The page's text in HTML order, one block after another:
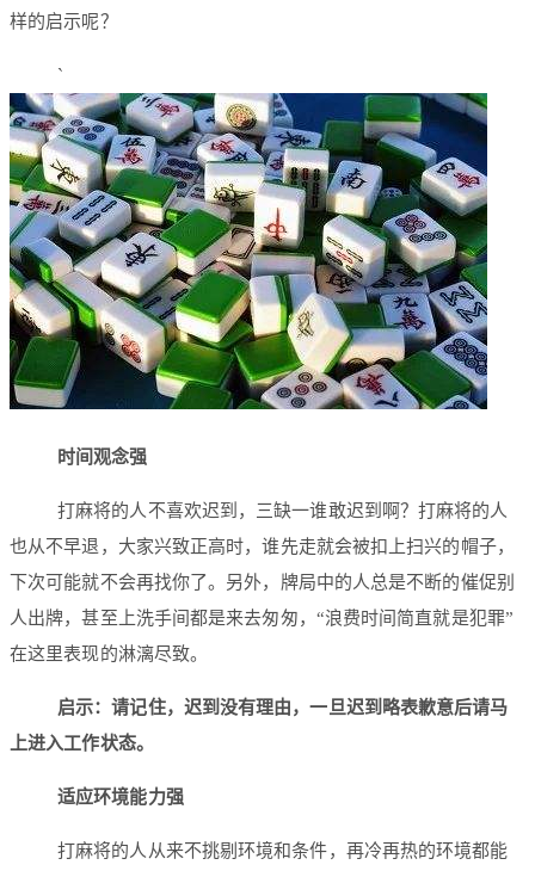
样的启示呢？
`
时间观念强
打麻将的人不喜欢迟到，三缺一谁敢迟到啊？打麻将的人
也从不早退，大家兴致正高时，谁先走就会被扣上扫兴的帽子，
下次可能就不会再找你了。另外，牌局中的人总是不断的催促别
人出牌，甚至上洗手间都是来去匆匆，“浪费时间简直就是犯罪”
在这里表现的淋漓尽致。
启示：请记住，迟到没有理由，一旦迟到略表歉意后请马
上进入工作状态。
适应环境能力强
打麻将的人从来不挑剔环境和条件，再冷再热的环境都能